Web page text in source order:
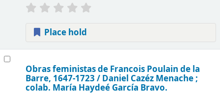
Place hold
Obras feministas de Francois Poulain de la
Barre, 1647-1723 / Daniel Cazéz Menache ;
colab. María Haydeé García Bravo.